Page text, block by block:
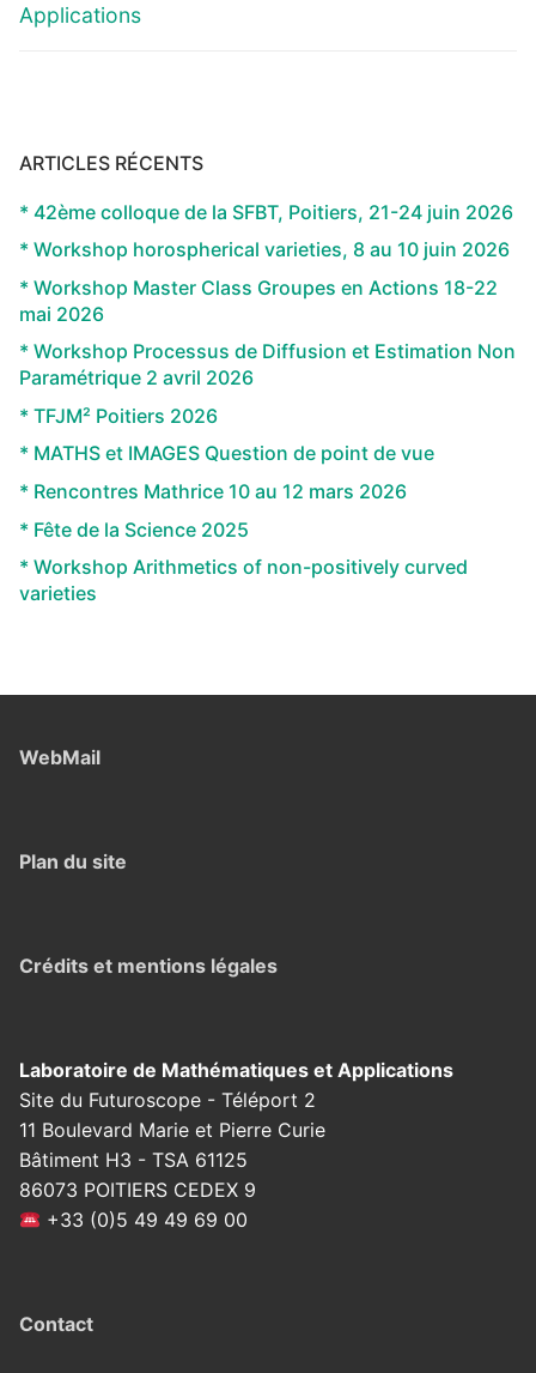
Applications
ARTICLES RÉCENTS
* 42ème colloque de la SFBT, Poitiers, 21-24 juin 2026
* Workshop horospherical varieties, 8 au 10 juin 2026
* Workshop Master Class Groupes en Actions 18-22
mai 2026
* Workshop Processus de Diffusion et Estimation Non
Paramétrique 2 avril 2026
* TFJM² Poitiers 2026
* MATHS et IMAGES Question de point de vue
* Rencontres Mathrice 10 au 12 mars 2026
* Fête de la Science 2025
* Workshop Arithmetics of non-positively curved
varieties
WebMail
Plan du site
Crédits et mentions légales
Laboratoire de Mathématiques et Applications
Site du Futuroscope - Téléport 2
11 Boulevard Marie et Pierre Curie
Bâtiment H3 - TSA 61125
86073 POITIERS CEDEX 9
+33 (0)5 49 49 69 00
Contact